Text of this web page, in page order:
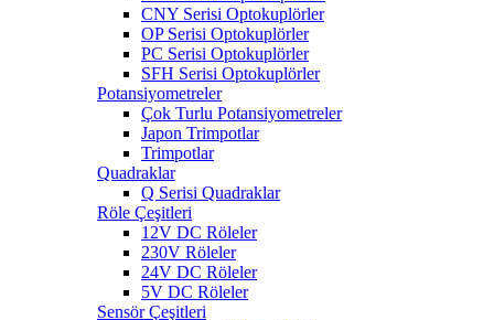
CNY Serisi Optokuplörler
OP Serisi Optokuplörler
PC Serisi Optokuplörler
SFH Serisi Optokuplörler
Potansiyometreler
Çok Turlu Potansiyometreler
Japon Trimpotlar
Trimpotlar
Quadraklar
Q Serisi Quadraklar
Röle Çeşitleri
12V DC Röleler
230V Röleler
24V DC Röleler
5V DC Röleler
Sensör Çeşitleri